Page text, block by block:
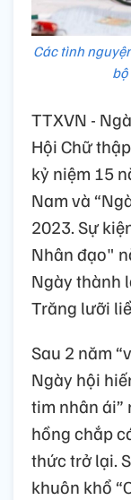
Các tình
TTXVN -
Hội Chữ
kỷ niệm 15
Nam và
2023. Sự
Nhân đạo"
Ngày thành
Trăng lưỡi
Sau 2 năm
Ngày hội
tim nhân ái”
hồng chắp
thức trở lại.
khuôn khổ